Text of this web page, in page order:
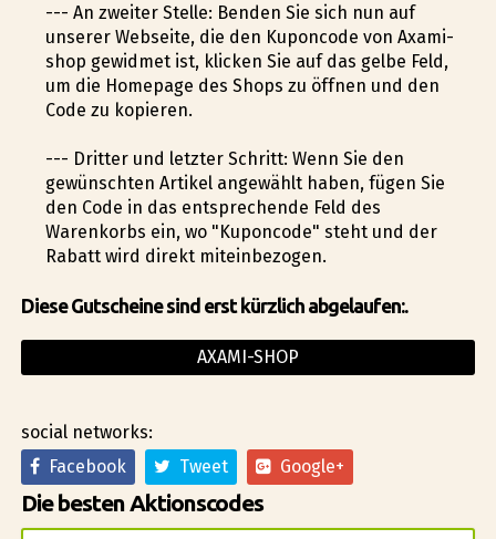
--- An zweiter Stelle: Befinden Sie sich nun auf
unserer Webseite, die den Kuponcode von Axami-
shop gewidmet ist, klicken Sie auf das gelbe Feld,
um die Homepage des Shops zu öffnen und den
Code zu kopieren.
--- Dritter und letzter Schritt: Wenn Sie den
gewünschten Artikel angewählt haben, fügen Sie
den Code in das entsprechende Feld des
Warenkorbs ein, wo "Kuponcode" steht und der
Rabatt wird direkt miteinbezogen.
Diese Gutscheine sind erst kürzlich abgelaufen:.
AXAMI-SHOP
social networks:
Facebook
Tweet Google+
Die besten Aktionscodes